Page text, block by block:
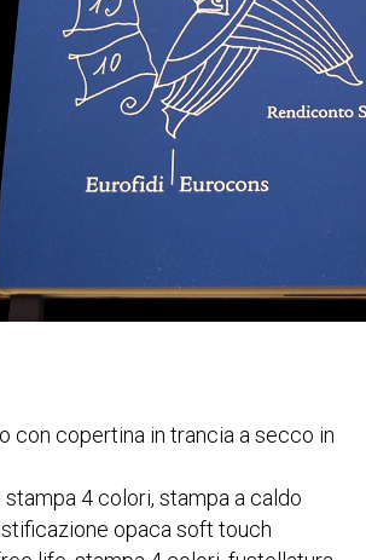
con copertina in trancia a secco in
stampa 4 colori, stampa a caldo
opaca soft touch